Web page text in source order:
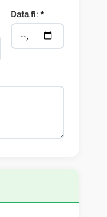
Data fi:*